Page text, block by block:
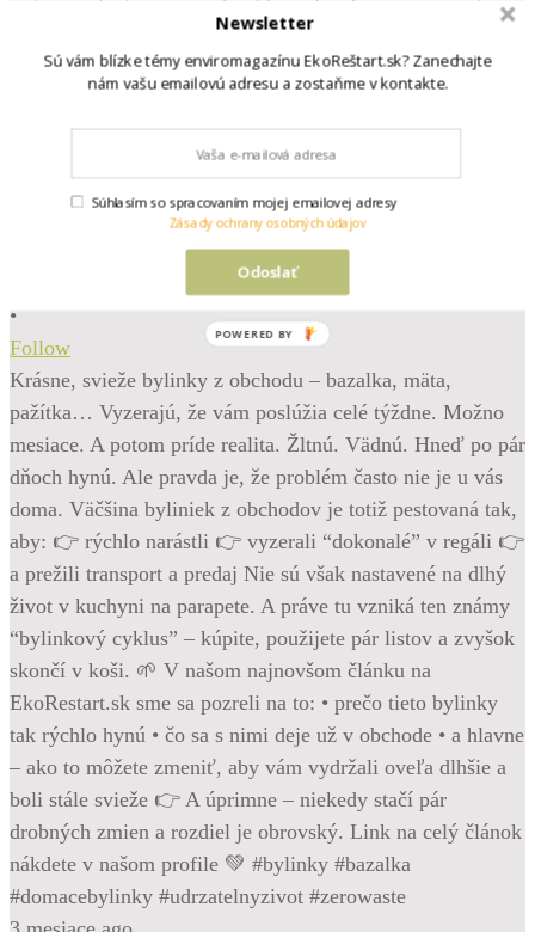
•
Follow
Krásne, svieže bylinky z obchodu – bazalka, mäta,
pažítka… Vyzerajú, že vám poslúžia celé týždne. Možno
mesiace. A potom príde realita. Žltnú. Vädnú. Hneď po pár
dňoch hynú. Ale pravda je, že problém často nie je u vás
doma. Väčšina byliniek z obchodov je totiž pestovaná tak,
aby: 👉 rýchlo narástli 👉 vyzerali “dokonalé” v regáli 👉
a prežili transport a predaj Nie sú však nastavené na dlhý
život v kuchyni na parapete. A práve tu vzniká ten známy
“bylinkový cyklus” – kúpite, použijete pár listov a zvyšok
skončí v koši. 🌱 V našom najnovšom článku na
EkoRestart.sk sme sa pozreli na to: • prečo tieto bylinky
tak rýchlo hynú • čo sa s nimi deje už v obchode • a hlavne
– ako to môžete zmeniť, aby vám vydržali oveľa dlhšie a
boli stále svieže 👉 A úprimne – niekedy stačí pár
drobných zmien a rozdiel je obrovský. Link na celý článok
nákdete v našom profile 💚 #bylinky #bazalka
#domacebylinky #udrzatelnyzivot #zerowaste
Newsletter
Sú vám blízke témy enviromagazínu EkoReštart.sk? Zanechajte
nám vašu emailovú adresu a zostaňme v kontakte.
Odoslať
Súhlasím so spracovaním mojej emailovej adresy
Zásady ochrany osobných údajov
POWERED BY